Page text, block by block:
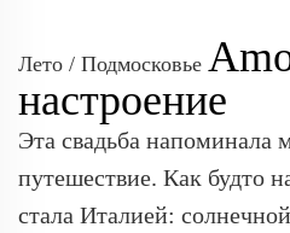
Лето / Подмосковье
настроение
Эта свадьба напоминала
путешествие. Как будто
стала Италией: